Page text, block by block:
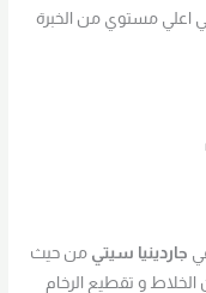
اعلي مستوي من الخبرة
جاردينيا سيتي من حيث
الخلاط و تقطيع الرخام